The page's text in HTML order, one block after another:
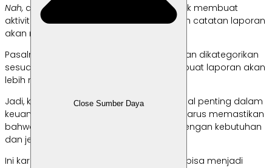
Close Sumber Daya
Nah, adanya CoA memiliki kegunaan untuk membuat
aktivitas penyuntingan maupun perbaikan catatan laporan
akan menjadi lebih mudah.
Pasalnya, semua akun laporan perusahaan dikategorikan
sesuai dengan kelompoknya yang membuat laporan akan
lebih mudah untuk ditemukan.
Jadi, kamu sudah tau kalau CoA adalah hal penting dalam
keuangan bisnis. Inilah sebabnya, kamu harus memastikan
bahwa semua akun yang dipilih sesuai dengan kebutuhan
dan jenis bisnis dalam pengelolaan CoA.
Ini karena CoA yang diatur dengan tepat bisa menjadi